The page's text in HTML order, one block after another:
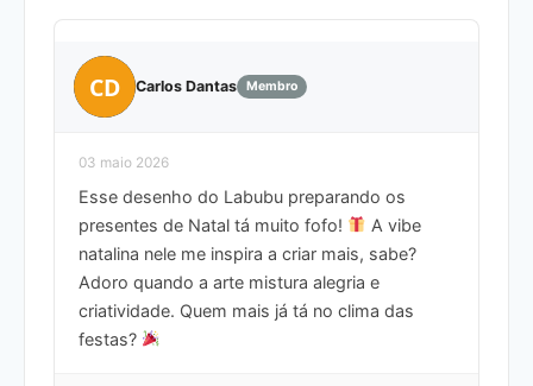
CD Carlos Dantas Membro
03 maio 2026
Esse desenho do Labubu preparando os
presentes de Natal tá muito fofo!
A vibe
natalina nele me inspira a criar mais, sabe?
Adoro quando a arte mistura alegria e
criatividade. Quem mais já tá no clima das
festas?